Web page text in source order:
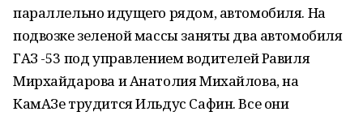
параллельно идущего рядом, автомобиля. На
подвозке зеленой массы заняты два автомобиля
ГАЗ -53 под управлением водителей Равиля
Мирхайдарова и Анатолия Михайлова, на
КамАЗе трудится Ильдус Сафин. Все они